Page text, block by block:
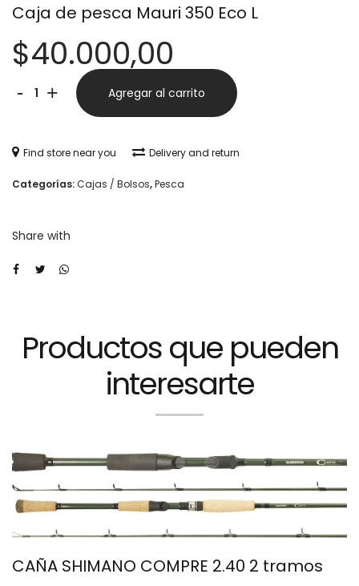
Caja de pesca Mauri 350 Eco L
$40.000,00
-
Mauri
350
L
cantidad
+ Agregar al carrito
Find store near you Delivery and return
Categorías:Cajas / Bolsos,Pesca
Share with
Productos que pueden
interesarte
CAÑA SHIMANO COMPRE 2.40 2 tramos